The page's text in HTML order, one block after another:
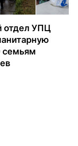
отдел УПЦ